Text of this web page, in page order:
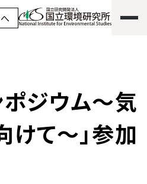
申込者事前アンケートの結果紹
ジウム～気
て～」参加